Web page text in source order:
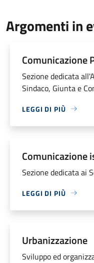
Argomenti in
Comunicazione
Sezione dedicata
Sindaco, Giunta e
LEGGI DI PIÙ
Comunicazione
Sezione dedicata ai
LEGGI DI PIÙ
Urbanizzazione
Sviluppo ed